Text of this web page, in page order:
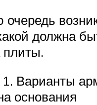
очередь
должна
Варианты
основания